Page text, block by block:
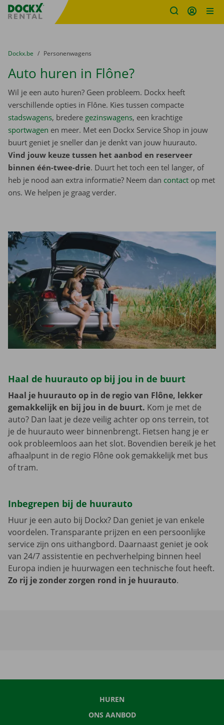
Fratello DEMO
U bevindt zich hier:
van
Dockx.be naar
Personenwagens
Auto huren in Flône?
Wil je een auto huren? Geen probleem. Dockx heeft
verschillende opties in Flône. Kies tussen compacte
stadswagens, bredere gezinswagens, een krachtige
sportwagen en meer. Met een Dockx Service Shop in jouw
buurt geniet je sneller dan je denkt van jouw huurauto.
Vind jouw keuze tussen het aanbod en reserveer
binnen één-twee-drie. Duurt het toch een tel langer, of
heb je nood aan extra informatie? Neem dan contact op met
ons. We helpen je graag verder.
Haal de huurauto op bij jou in de buurt
Haal je huurauto op in de regio van Flône, lekker
gemakkelijk en bij jou in de buurt. Kom je met de
auto? Dan laat je deze veilig achter op ons terrein, tot
je de huurauto weer binnenbrengt. Fietsen hang je er
ook probleemloos aan het slot. Bovendien bereik je het
afhaalpunt in de regio Flône ook gemakkelijk met bus
of tram.
Inbegrepen bij de huurauto
Huur je een auto bij Dockx? Dan geniet je van enkele
voordelen. Transparante prijzen en een persoonlijke
service zijn ons uithangbord. Daarnaast geniet je ook
van 24/7 assistentie en pechverhelping binnen heel
Europa indien je huurwagen een technische fout heeft.
Zo rij je zonder zorgen rond in je huurauto.
HUREN
ONS AANBOD